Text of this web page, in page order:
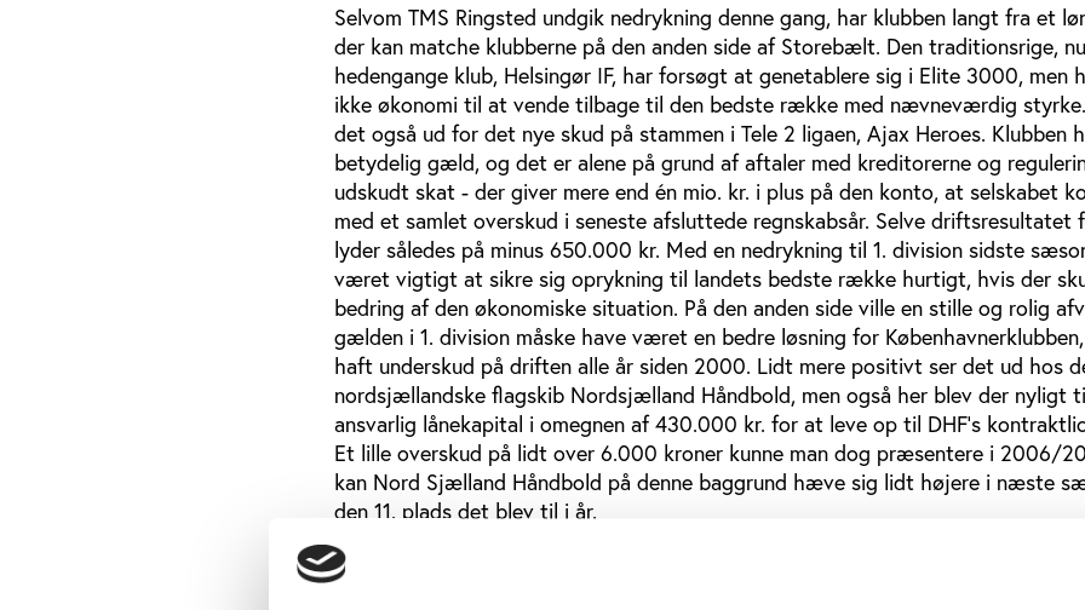
Selvom TMS Ringsted undgik nedrykning denne gang, har klubben langt fra et
der kan matche klubberne på den anden side af Storebælt. Den traditionsrige, nu
hedengange klub, Helsingør IF, har forsøgt at genetablere sig i Elite 3000, men
ikke økonomi til at vende tilbage til den bedste række med nævneværdig
det også ud for det nye skud på stammen i Tele 2 ligaen, Ajax Heroes. Klubben
betydelig gæld, og det er alene på grund af aftaler med kreditorerne og
udskudt skat - der giver mere end én mio. kr. i plus på den konto, at selskabet
med et samlet overskud i seneste afsluttede regnskabsår. Selve driftsresultatet
lyder således på minus 650.000 kr. Med en nedrykning til 1. division sidste
været vigtigt at sikre sig oprykning til landets bedste række hurtigt, hvis der
bedring af den økonomiske situation. På den anden side ville en stille og rolig
gælden i 1. division måske have været en bedre løsning for
haft underskud på driften alle år siden 2000. Lidt mere positivt ser det ud hos
nordsjællandske flagskib Nordsjælland Håndbold, men også her blev der nyligt
ansvarlig lånekapital i omegnen af 430.000 kr. for at leve op til DHF's
Et lille overskud på lidt over 6.000 kroner kunne man dog præsentere i 2006/
kan Nord Sjælland Håndbold på denne baggrund hæve sig lidt højere i næste
den 11. plads det blev til i år.
Polarisering i dansk damehåndbold med Viborg i front